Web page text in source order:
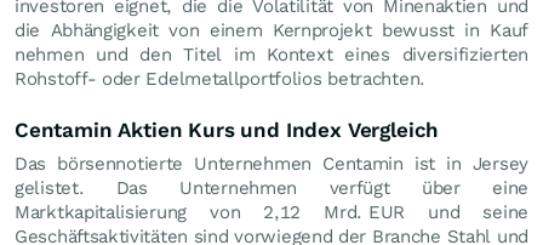
investoren eignet, die die Volatilität von Minenaktien und
die Abhängigkeit von einem Kernprojekt bewusst in Kauf
nehmen und den Titel im Kontext eines diversifizierten
Rohstoff- oder Edelmetallportfolios betrachten.
Centamin Aktien Kurs und Index Vergleich
Das börsennotierte Unternehmen Centamin ist in Jersey
gelistet. Das Unternehmen verfügt über eine
Marktkapitalisierung von 2,12 Mrd. EUR und seine
Geschäftsaktivitäten sind vorwiegend der Branche Stahl und